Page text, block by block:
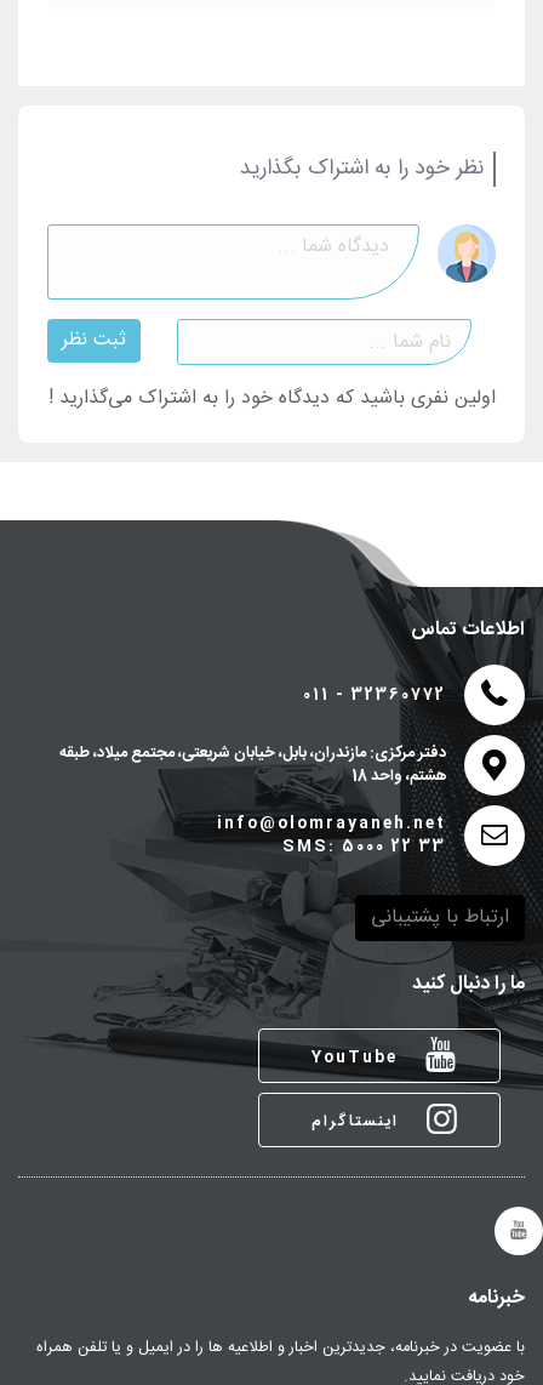
نظر خود را به اشتراک بگذارید
ثبت نظر
اولین نفری باشید که دیدگاه خود را به اشتراک می‌گذارید !
اطلاعات تماس
011 - 32360772
دفتر مرکزی: مازندران، بابل، خیابان شریعتی، مجتمع میلاد، طبقه
هشتم، واحد 18
info@olomrayaneh.net
SMS: 5000 22 33
ارتباط با پشتیبانی
ما را دنبال کنید
YouTube
اینستاگرام
خبرنامه
با عضویت در خبرنامه، جدیدترین اخبار و اطلاعیه ها را در ایمیل و یا تلفن همراه
خود دریافت نمایید.